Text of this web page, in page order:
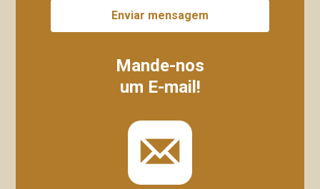
Enviar mensagem
Mande-nos
um E-mail!